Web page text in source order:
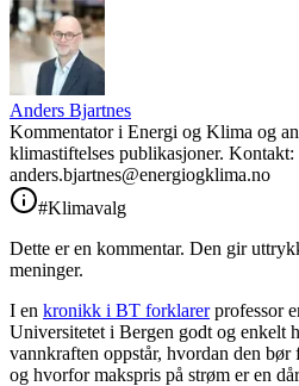
Anders Bjartnes
Kommentator i Energi og Klima og
klimastiftelses publikasjoner. Kontakt:
anders.bjartnes@energiogklima.no
#Klimavalg
Dette er en kommentar. Den gir
meninger.
I en kronikk i BT forklarerprofessor
Universitetet i Bergen godt og enkelt
vannkraften oppstår, hvordan den bør
og hvorfor makspris på strøm er en